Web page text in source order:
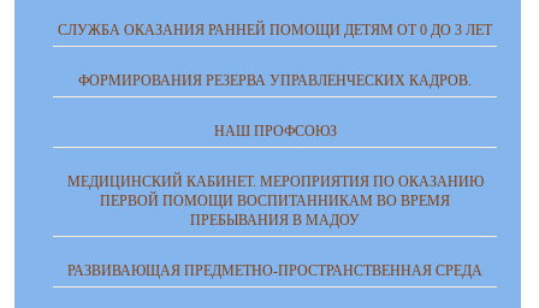
СЛУЖБА ОКАЗАНИЯ РАННЕЙ ПОМОЩИ ДЕТЯМ ОТ 0 ДО 3 ЛЕТ
ФОРМИРОВАНИЯ РЕЗЕРВА УПРАВЛЕНЧЕСКИХ КАДРОВ.
НАШ ПРОФСОЮЗ
МЕДИЦИНСКИЙ КАБИНЕТ. МЕРОПРИЯТИЯ ПО ОКАЗАНИЮ
ПЕРВОЙ ПОМОЩИ ВОСПИТАННИКАМ ВО ВРЕМЯ
ПРЕБЫВАНИЯ В МАДОУ
РАЗВИВАЮЩАЯ ПРЕДМЕТНО-ПРОСТРАНСТВЕННАЯ СРЕДА